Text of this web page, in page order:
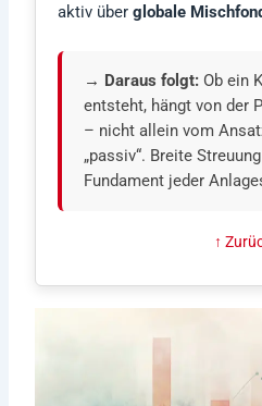
aktiv überglobale
→ Daraus folgt: Ob ein
entsteht, hängt von der
– nicht allein vom
„passiv“. Breite
Fundament jeder
↑